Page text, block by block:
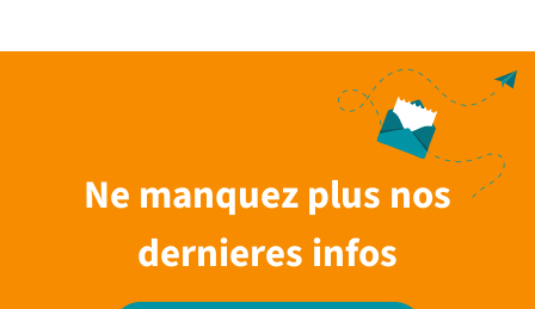
Ne manquez plus nos
dernieres infos